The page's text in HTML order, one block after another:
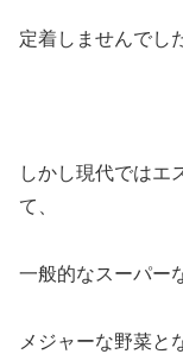
定着しませんでし
しかし現代ではエ
て、
一般的なスーパー
メジャーな野菜と